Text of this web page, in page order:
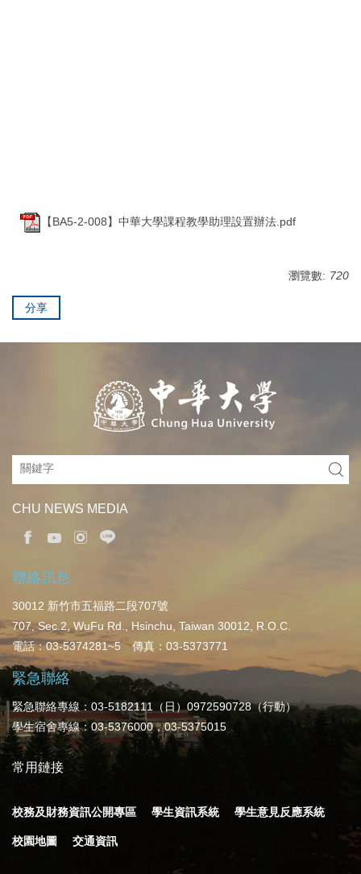
【BA5-2-008】中華大學課程教學助理設置辦法.pdf
瀏覽數: 720
分享
CHU NEWS MEDIA
聯絡訊息
30012 新竹市五福路二段707號
707, Sec.2, WuFu Rd., Hsinchu, Taiwan 30012, R.O.C.
電話：03-5374281~5 傳真：03-5373771
緊急聯絡
緊急聯絡專線：03-5182111（日）0972590728（行動）
學生宿舍專線：03-5376000，03-5375015
常用鏈接
校務及財務資訊公開專區 學生資訊系統 學生意見反應系統
校園地圖 交通資訊